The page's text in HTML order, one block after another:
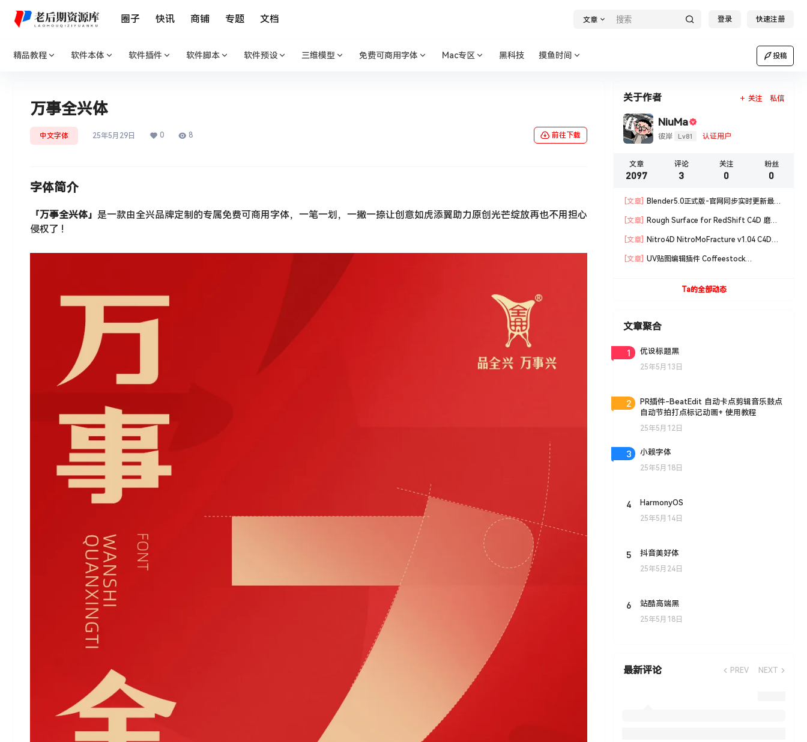
圈子 快讯 商铺 专题 文档 文章 登录 快速注册
精品教程 软件本体 软件插件 软件脚本 软件预设 三维模型 免费可商用字体 Mac专区 黑科技 摸鱼时间 投稿
万事全兴体
中文字体 25年5月29日 0 8 前往下载
字体简介
「万事全兴体」 是一款由全兴品牌定制的专属免费可商用字体，一笔一划，一撇一捺让创意如虎添翼助力原创光芒绽放再也不用担心
侵权了 !
关于作者 关注 私信
NiuMa
彼岸 Lv81 认证用户
文章
2097
评论
3
关注
0
粉丝
0
[文章]
Blender5.0正式版-官网同步实时更新最新
[文章]
Rough Surface for RedShift C4D 磨损
[文章]
Nitro4D NitroMoFracture v1.04 C4D插
[文章]
UV贴图编辑插件 Coffeestock
Ta的全部动态
文章聚合
1 优设标题黑
25年5月13日
2
PR插件-BeatEdit 自动卡点剪辑音乐鼓点
自动节拍打点标记动画+ 使用教程
25年5月12日
3 小赖字体
25年5月18日
4 HarmonyOS
25年5月14日
5 抖音美好体
25年5月24日
6 站酷高端黑
25年5月18日
最新评论 PREV NEXT